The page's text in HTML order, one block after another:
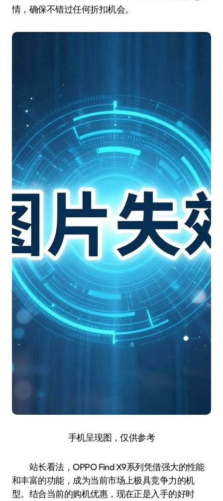
情，确保不错过任何折扣机会。
手机呈现图，仅供参考
站长看法，OPPO Find X9系列凭借强大的性能
和丰富的功能，成为当前市场上极具竞争力的机
型。结合当前的购机优惠，现在正是入手的好时